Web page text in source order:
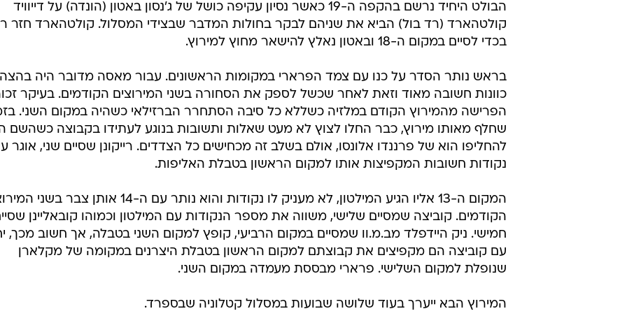
הבולט היחיד נרשם בהקפה ה-19 כאשר נסיון עקיפה כושל של ג'נסון באטון (הונדה) על דייוויד
קולטהארד (רד בול) הביא את שניהם לבקר בחולות המדבר שבצידי המסלול. קולטהארד חזר
בכדי לסיים במקום ה-18 ובאטון נאלץ להישאר מחוץ למירוץ.
בראש נותר הסדר על כנו עם צמד הפרארי במקומות הראשונים. עבור מאסה מדובר היה
כוונות חשובה מאוד וזאת לאחר שכשל לספק את הסחורה בשני המירוצים הקודמים. בעיקר
הפרישה מהמירוץ הקודם במלזיה כשללא כל סיבה הסתחרר הברזילאי כשהיה במקום השני.
שחלף מאותו מירוץ, כבר החלו לצוץ לא מעט שאלות ותשובות בנוגע לעתידו בקבוצה כשהשם
נקודות חשובות המקפיצות אותו למקום הראשון בטבלת האליפות.
המקום ה-13 אליו הגיע המילטון, לא מעניק לו נקודות והוא נותר עם ה-14 אותן צבר
הקודמים. קוביצה שמסיים שלישי, משווה את מספר הנקודות עם המילטון וכמוהו קובאליינן
חמישי. ניק היידפלד מב.מ.וו שמסיים במקום הרביעי, קופץ למקום השני בטבלה, אך חשוב מכך,
עם קוביצה הם מקפיצים את קבוצתם למקום הראשון בטבלת היצרנים במקומה של מקלארן
שנופלת למקום השלישי. פרארי מבססת מעמדה במקום השני.
המירוץ הבא ייערך בעוד שלושה שבועות במסלול קטלוניה שבספרד.